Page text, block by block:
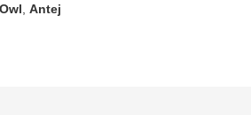
Owl ,Antej